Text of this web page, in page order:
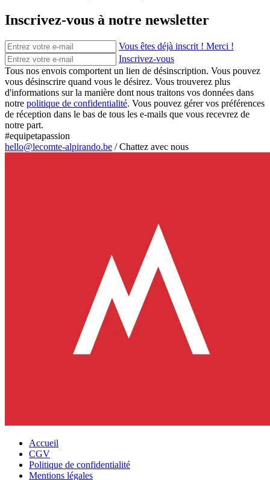
Inscrivez-vous à notre newsletter
Vous êtes déjà inscrit ! Merci !
Inscrivez-vous
Tous nos envois comportent un lien de désinscription. Vous pouvez
vous désinscrire quand vous le désirez. Vous trouverez plus
d'informations sur la manière dont nous traitons vos données dans
notre politique de confidentialité. Vous pouvez gérer vos préférences
de réception dans le bas de tous les e-mails que vous recevrez de
notre part.
#equipetapassion
hello@lecomte-alpirando.be /Chattez avec nous
Accueil
CGV
Politique de confidentialité
Mentions légales